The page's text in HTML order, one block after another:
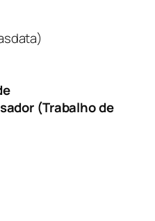
(Trabalho de